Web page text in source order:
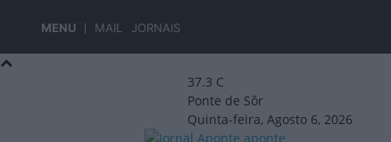
MENU MAIL JORNAIS
37.3 C
Ponte de Sôr
Quinta-feira, Agosto 6, 2026
aponte